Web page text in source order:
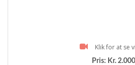
Klik for at se
Pris: Kr. 2.000